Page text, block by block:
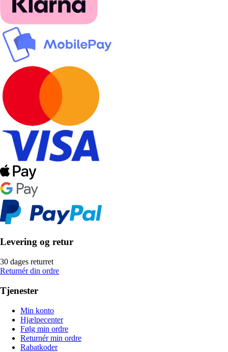
Levering og retur
30 dages returret
Returnér din ordre
Tjenester
Min konto
Hjælpecenter
Følg min ordre
Returnér min ordre
Rabatkoder